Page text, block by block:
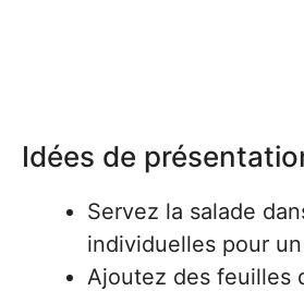
Idées de
Servez la salade
individuelles pour
Ajoutez des feuilles